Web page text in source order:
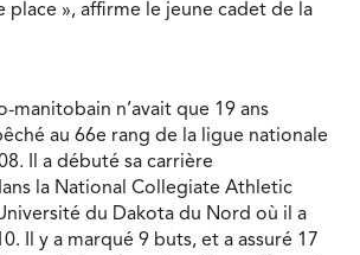
place », affirme le jeune cadet de la
manitobain n’avait que 19 ans
au 66e rang de la ligue nationale
Il a débuté sa carrière
la National Collegiate Athletic
du Dakota du Nord où il a
Il y a marqué 9 buts, et a assuré 17